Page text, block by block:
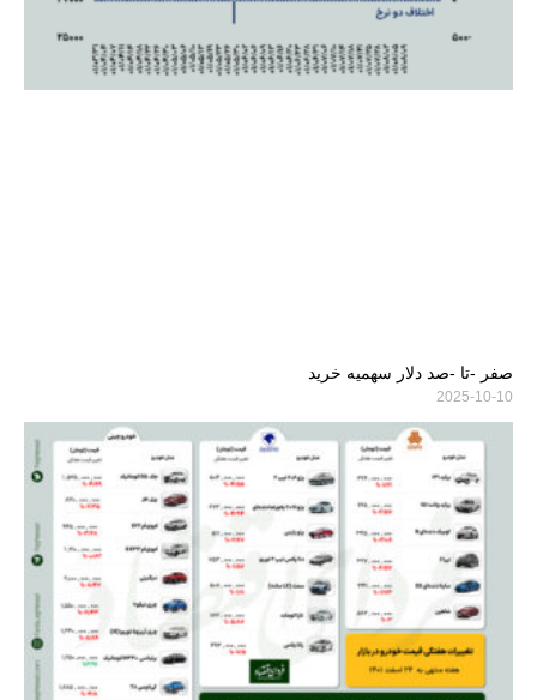
صفر -تا -صد دلار سهمیه خرید
2025-10-10